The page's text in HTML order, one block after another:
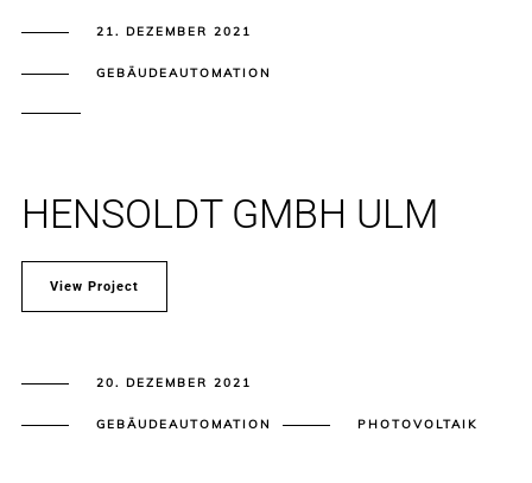
21. DEZEMBER 2021
GEBÄUDEAUTOMATION
HENSOLDT GMBH ULM
View Project
20. DEZEMBER 2021
GEBÄUDEAUTOMATION PHOTOVOLTAIK